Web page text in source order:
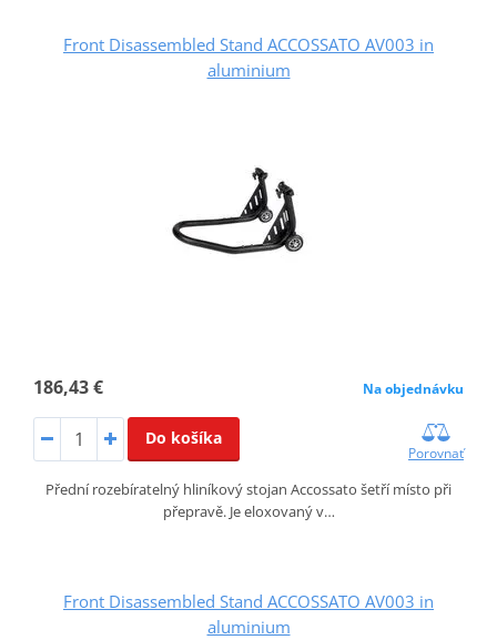
Front Disassembled Stand ACCOSSATO AV003 in
aluminium
186,43 € Na objednávku
Do košíka
Porovnať
Přední rozebíratelný hliníkový stojan Accossato šetří místo při
přepravě. Je eloxovaný v…
Front Disassembled Stand ACCOSSATO AV003 in
aluminium